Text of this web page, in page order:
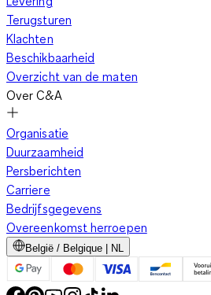
Terugsturen
Klachten
Beschikbaarheid
Overzicht van de maten
Over C&A
Organisatie
Duurzaamheid
Persberichten
Carriere
Bedrijfsgegevens
Overeenkomst herroepen
België / Belgique | NL